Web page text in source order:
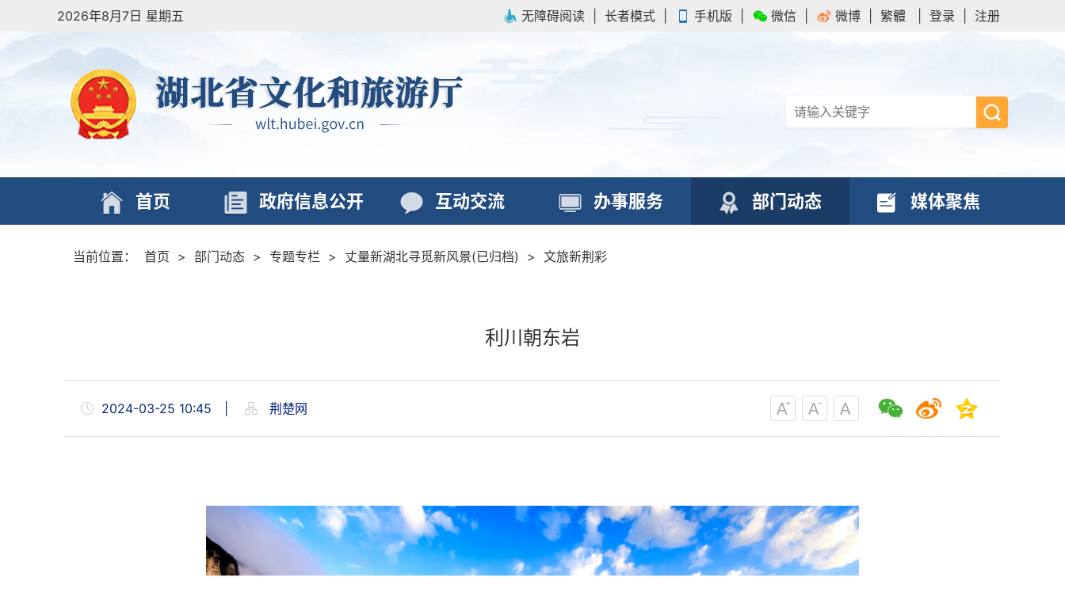
2026年8月7日 星期五 无障碍阅读 长者模式 手机版 微信 微博 繁體 登录 注册
首页 政府信息公开 互动交流 办事服务 部门动态 媒体聚焦
当前位置： 首页 > 部门动态 > 专题专栏 > 丈量新湖北寻觅新风景(已归档) > 文旅新荆彩
利川朝东岩
2024-03-25 10:45 荆楚网